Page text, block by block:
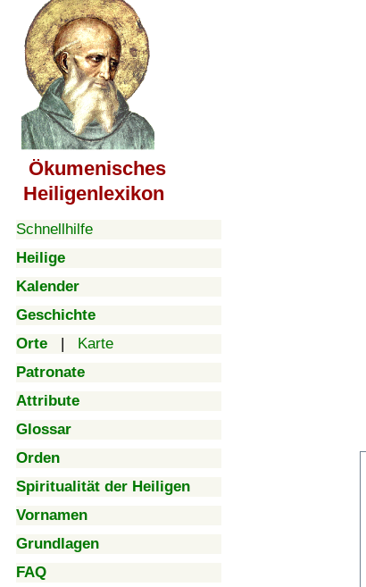
Ökumenisches
Heiligenlexikon
Schnellhilfe
Heilige
Kalender
Geschichte
Orte | Karte
Patronate
Attribute
Glossar
Orden
Spiritualität der Heiligen
Vornamen
Grundlagen
FAQ